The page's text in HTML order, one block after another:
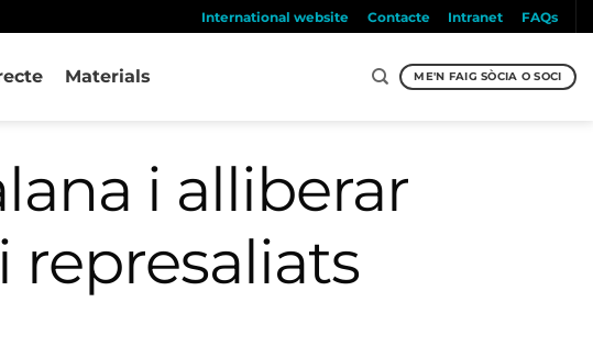
International website Contacte Intranet FAQs
Materials ME'N FAIG SÒCIA O SOCI
i alliberar
represaliats